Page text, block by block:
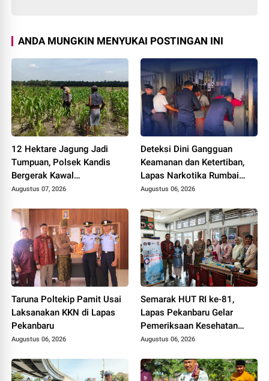
ANDA MUNGKIN MENYUKAI POSTINGAN INI
12 Hektare Jagung Jadi
Tumpuan, Polsek Kandis
Bergerak Kawal
Swasembada Pangan
Augustus 07, 2026
Deteksi Dini Gangguan
Keamanan dan Ketertiban,
Lapas Narkotika Rumbai
Gelar Razia Rutin Blok
Augustus 06, 2026
Taruna Poltekip Pamit Usai
Laksanakan KKN di Lapas
Pekanbaru
Augustus 06, 2026
Semarak HUT RI ke-81,
Lapas Pekanbaru Gelar
Pemeriksaan Kesehatan
Gratis untuk Warga Binaan
Augustus 06, 2026